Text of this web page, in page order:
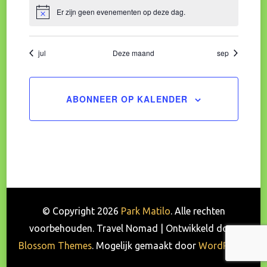
BerichtEr zijn geen evenementen op deze dag.
jul Deze maand sep
ABONNEER OP KALENDER
© Copyright 2026 Park Matilo. Alle rechten
voorbehouden. Travel Nomad | Ontwikkeld door
Blossom Themes. Mogelijk gemaakt door WordPress